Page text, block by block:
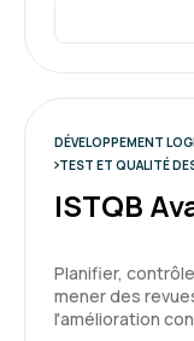
DÉVELOPPEMENT
TEST ET QUALITÉ
ISTQB
Planifier,
mener des
l'amélioration